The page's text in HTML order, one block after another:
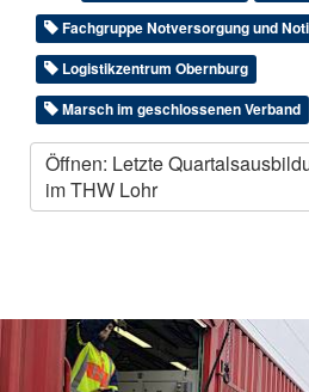
Fachgruppe Notversorgung und
Logistikzentrum Obernburg
Marsch im geschlossenen Verband
Öffnen: Letzte
im THW Lohr